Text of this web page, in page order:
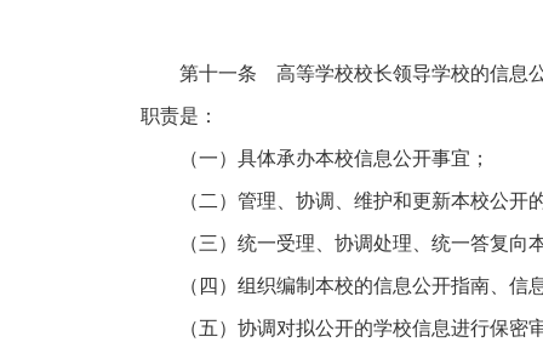
第十一条 高等学校校长领导学校的信息公
职责是：
（一）具体承办本校信息公开事宜；
（二）管理、协调、维护和更新本校公开
（三）统一受理、协调处理、统一答复向
（四）组织编制本校的信息公开指南、信
（五）协调对拟公开的学校信息进行保密